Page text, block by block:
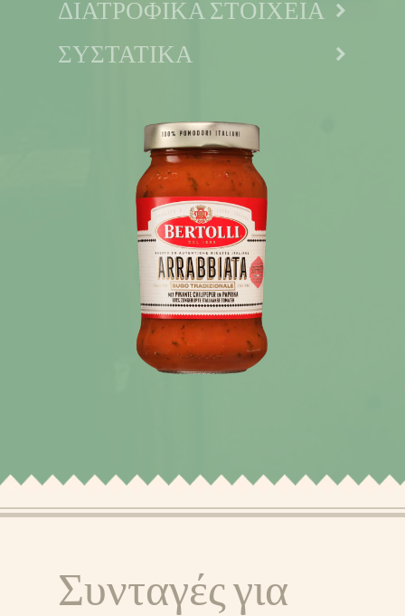
ΔΙΑΤΡΟΦΙΚΑ ΣΤΟΙΧΕΙΑ
ΣΥΣΤΑΤΙΚΑ
Συνταγές για
ΝΕΑ
ΣΧΕΤΙΚΑ ΜΕ ΜΑΣ